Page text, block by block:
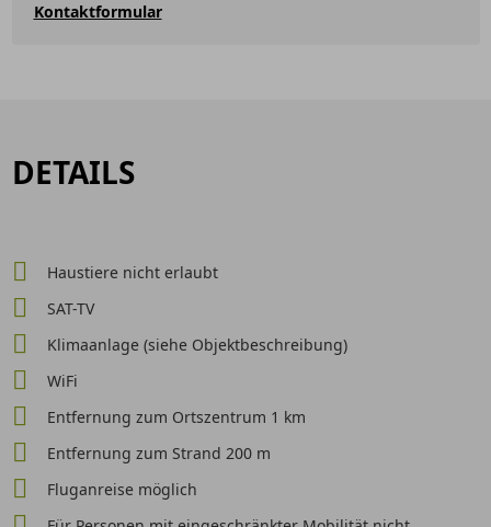
Kontaktformular
DETAILS
Haustiere nicht erlaubt
SAT-TV
Klimaanlage (siehe Objektbeschreibung)
WiFi
Entfernung zum Ortszentrum 1 km
Entfernung zum Strand 200 m
Fluganreise möglich